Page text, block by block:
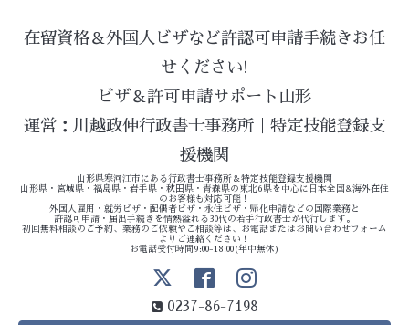
在留資格＆外国人ビザなど許認可申請手続きお任
せください!
ビザ＆許可申請サポート山形
運営：川越政伸行政書士事務所｜特定技能登録支
援機関
山形県寒河江市にある行政書士事務所＆特定技能登録支援機関
山形県・宮城県・福島県・岩手県・秋田県・青森県の東北6県を中心に日本全国&海外在住
のお客様も対応可能！
外国人雇用・就労ビザ・配偶者ビザ・永住ビザ・帰化申請などの国際業務と
許認可申請・届出手続きを情熱溢れる30代の若手行政書士が代行します。
初回無料相談のご予約、業務のご依頼やご相談等は、お電話またはお問い合わせフォーム
よりご連絡ください！
お電話受付時間9:00-18:00(年中無休)
0237-86-7198